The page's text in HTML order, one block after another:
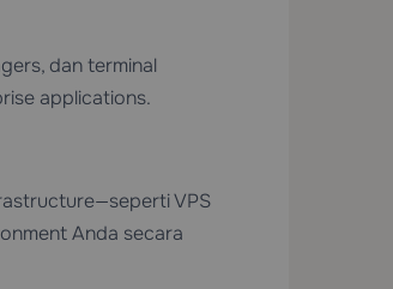
dan terminal
applications.
VPS
Anda secara